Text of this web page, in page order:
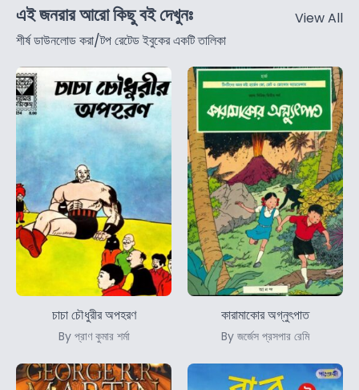
এই জনরার আরো কিছু বই দেখুনঃ
শীর্ষ ডাউনলোড করা/টপ রেটেড ইবুকের একটি তালিকা
View All
চাচা চৌধুরীর অপহরণ
By প্রাণ কুমার শর্মা
কারামাকোর অগ্নুৎপাত
By জর্জেস প্রসপার রেমি